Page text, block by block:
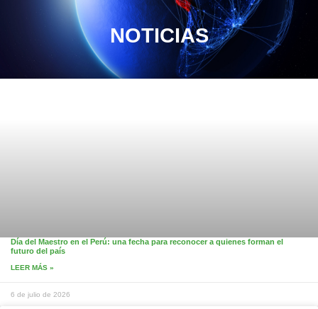
NOTICIAS
Día del Maestro en el Perú: una fecha para reconocer a quienes forman el
futuro del país
LEER MÁS »
6 de julio de 2026